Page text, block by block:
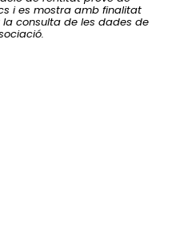
i es mostra amb finalitat
consulta de les dades de